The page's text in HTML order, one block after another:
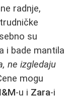
radnje,
su
i bade mantila
ne izgledaju
mogu
-u i Zara-i